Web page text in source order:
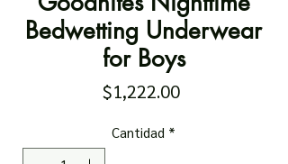
Bedwetting Underwear
for Boys
$1,222.00Precio
Cantidad *